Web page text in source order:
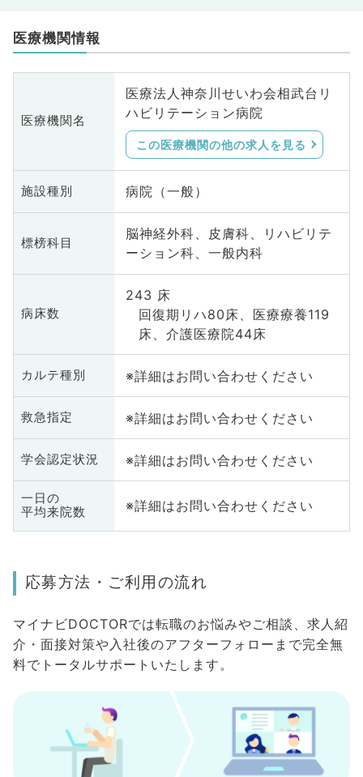
医療機関情報
医療機関名
医療法人神奈川せいわ会相武台リ
ハビリテーション病院
この医療機関の他の求人を見る
施設種別 病院（一般）
標榜科目
脳神経外科、皮膚科、リハビリテ
ーション科、一般内科
病床数
243 床
回復期リハ80床、医療療養119
床、介護医療院44床
カルテ種別 ※詳細はお問い合わせください
救急指定 ※詳細はお問い合わせください
学会認定状況 ※詳細はお問い合わせください
一日の
平均来院数
※詳細はお問い合わせください
応募方法・ご利用の流れ
マイナビDOCTORでは転職のお悩みやご相談、求人紹
介・面接対策や入社後のアフターフォローまで完全無
料でトータルサポートいたします。